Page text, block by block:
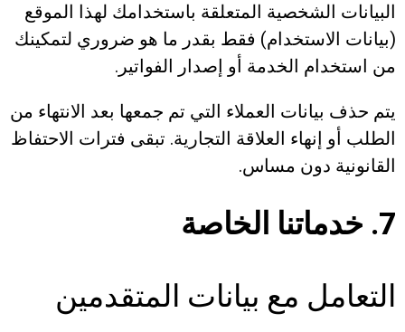
البيانات الشخصية المتعلقة باستخدامك لهذا الموقع
(بيانات الاستخدام) فقط بقدر ما هو ضروري لتمكينك
من استخدام الخدمة أو إصدار الفواتير.
يتم حذف بيانات العملاء التي تم جمعها بعد الانتهاء من
الطلب أو إنهاء العلاقة التجارية. تبقى فترات الاحتفاظ
القانونية دون مساس.
7. خدماتنا الخاصة
التعامل مع بيانات المتقدمين